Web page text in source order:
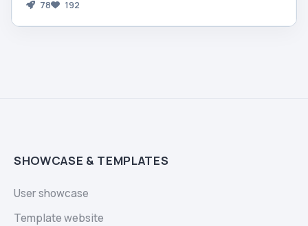
78 192
SHOWCASE & TEMPLATES
User showcase
Template website